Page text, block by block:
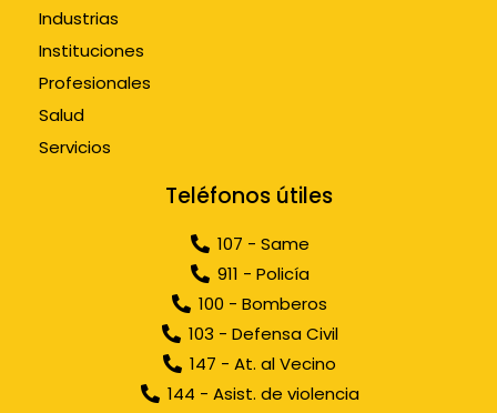
Industrias
Instituciones
Profesionales
Salud
Servicios
Teléfonos útiles
107 - Same
911 - Policía
100 - Bomberos
103 - Defensa Civil
147 - At. al Vecino
144 - Asist. de violencia